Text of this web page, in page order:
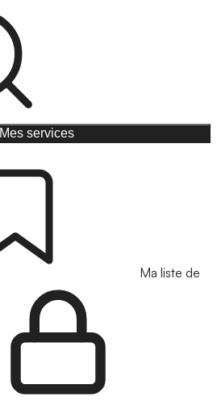
Mes services
Ma liste de